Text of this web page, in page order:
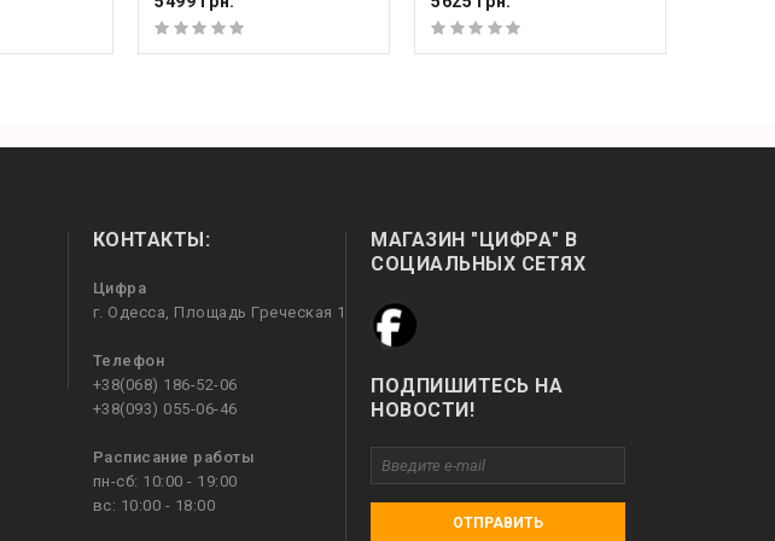
КОНТАКТЫ:
Цифра
г. Одесса, Площадь Греческая 1
Телефон
+38(068) 186-52-06
+38(093) 055-06-46
Расписание работы
пн-сб: 10:00 - 19:00
вс: 10:00 - 18:00
МАГАЗИН "ЦИФРА" В
СОЦИАЛЬНЫХ СЕТЯХ
ПОДПИШИТЕСЬ НА
НОВОСТИ!
ОТПРАВИТЬ